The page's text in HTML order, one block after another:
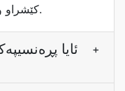
کێشراو و هەر وێنەیەک کە دواتر دەگۆڕدرێت.
ئایا
+